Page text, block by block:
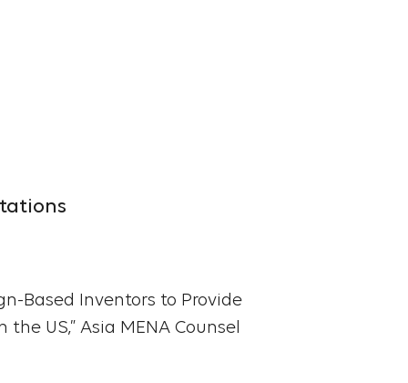
Based Inventors to Provide
US,” Asia MENA Counsel